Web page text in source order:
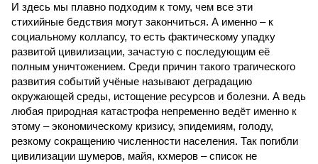
И здесь мы плавно подходим к тому, чем все эти
стихийные бедствия могут закончиться. А именно – к
социальному коллапсу, то есть фактическому упадку
развитой цивилизации, зачастую с последующим её
полным уничтожением. Среди причин такого трагического
развития событий учёные называют деградацию
окружающей среды, истощение ресурсов и болезни. А ведь
любая природная катастрофа непременно ведёт именно к
этому – экономическому кризису, эпидемиям, голоду,
резкому сокращению численности населения. Так погибли
цивилизации шумеров, майя, кхмеров – список не